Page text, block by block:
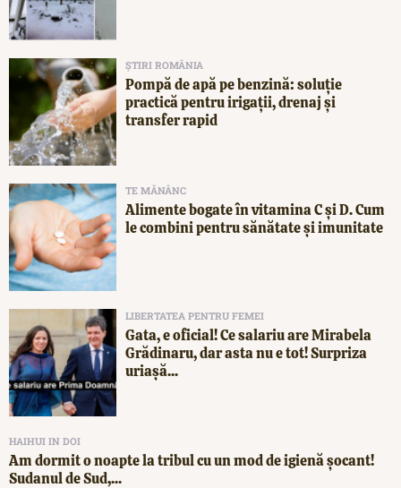
ȘTIRI ROMÂNIA
Pompă de apă pe benzină: soluție
practică pentru irigații, drenaj și
transfer rapid
TE MĂNÂNC
Alimente bogate în vitamina C și D. Cum
le combini pentru sănătate și imunitate
LIBERTATEA PENTRU FEMEI
Gata, e oficial! Ce salariu are Mirabela
Grădinaru, dar asta nu e tot! Surpriza
uriașă...
HAIHUI IN DOI
Am dormit o noapte la tribul cu un mod de igienă șocant!
Sudanul de Sud,...